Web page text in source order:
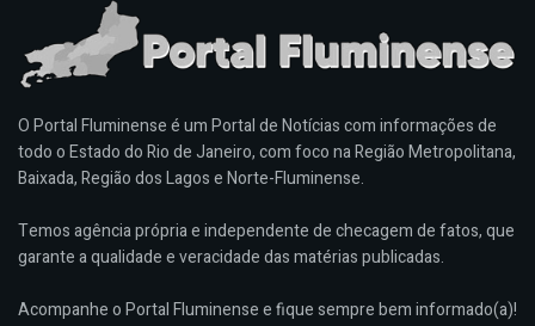
O Portal Fluminense é um Portal de Notícias com informações de
todo o Estado do Rio de Janeiro, com foco na Região Metropolitana,
Baixada, Região dos Lagos e Norte-Fluminense.
Temos agência própria e independente de checagem de fatos, que
garante a qualidade e veracidade das matérias publicadas.
Acompanhe o Portal Fluminense e fique sempre bem informado(a)!